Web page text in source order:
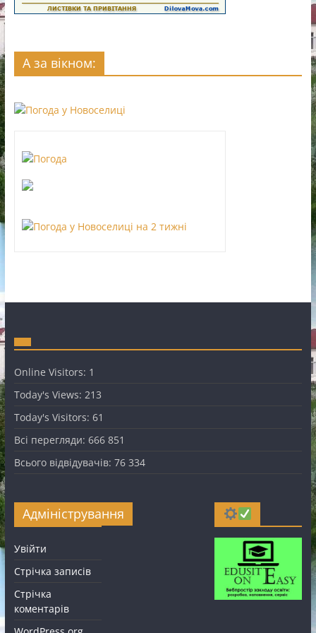
А за вікном:
Online Visitors: 1
Today's Views: 213
Today's Visitors: 61
Всі перегляди: 666 851
Всього відвідувачів: 76 334
Адміністрування
Увійти
Стрічка записів
Стрічка
коментарів